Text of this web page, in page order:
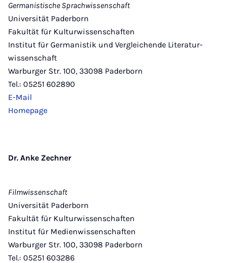
Germanistische Sprachwissenschaft
Universität Paderborn
Fakultät für Kulturwissenschaften
Institut für Germanistik und Vergleichende Literatur­
wissenschaft
Warburger Str. 100, 33098 Paderborn
Tel.: 05251 602890
E-Mail
Homepage
Dr. Anke Zechner
Filmwissenschaft
Universität Paderborn
Fakultät für Kulturwissenschaften
Institut für Medienwissenschaften
Warburger Str. 100, 33098 Paderborn
Tel.: 05251 603286